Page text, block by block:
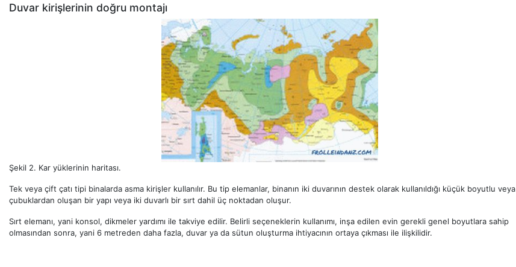
Duvar kirişlerinin doğru montajı
Şekil 2. Kar yüklerinin haritası.
Tek veya çift çatı tipi binalarda asma kirişler kullanılır. Bu tip elemanlar, binanın iki duvarının destek olarak kullanıldığı küçük boyutlu veya
çubuklardan oluşan bir yapı veya iki duvarlı bir sırt dahil üç noktadan oluşur.
Sırt elemanı, yani konsol, dikmeler yardımı ile takviye edilir. Belirli seçeneklerin kullanımı, inşa edilen evin gerekli genel boyutlara sahip
olmasından sonra, yani 6 metreden daha fazla, duvar ya da sütun oluşturma ihtiyacının ortaya çıkması ile ilişkilidir.